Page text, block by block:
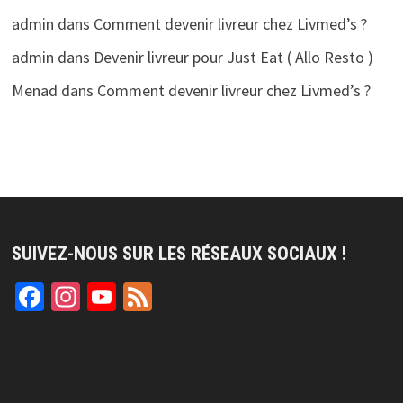
admin dans Comment devenir livreur chez Livmed’s ?
admin dans Devenir livreur pour Just Eat ( Allo Resto )
Menad dans Comment devenir livreur chez Livmed’s ?
SUIVEZ-NOUS SUR LES RÉSEAUX SOCIAUX !
Facebook
Instagram
YouTube
Feed